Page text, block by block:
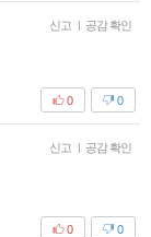
신고 | 공감 확인
0
0
신고 | 공감 확인
0
0